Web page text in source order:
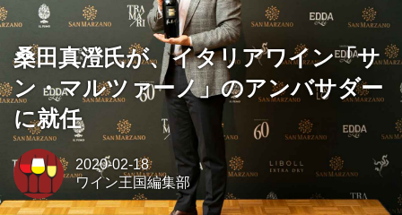
桑田真澄氏が、イタリアワイン「サ
ン・マルツァーノ」のアンバサダー
に就任
2020-02-18
ワイン王国編集部